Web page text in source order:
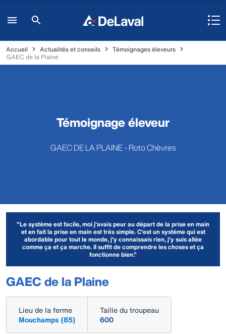
Accueil Actualités et conseils
Témoignages éleveurs
GAEC de la Plaine
Témoignage éleveur
GAEC DE LA PLAINE - Roto Chèvres
"Le système est facile, moi j'avais peur au départ de la prise en main
et en fait la prise en main est très simple. C'est un système qui est
abordable pour tout le monde, j'y connaissais rien, j'y suis allée
comme ça et ça marche. II suffit de comprendre les choses et ça
fonctionne bien."
GAEC de la Plaine
Lieu de la ferme
Mouchamps (85)
Taille du troupeau
600